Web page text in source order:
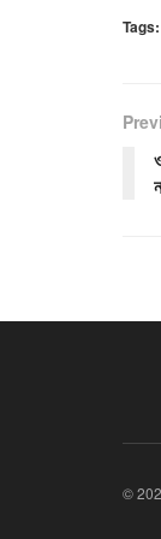
Tags:
©